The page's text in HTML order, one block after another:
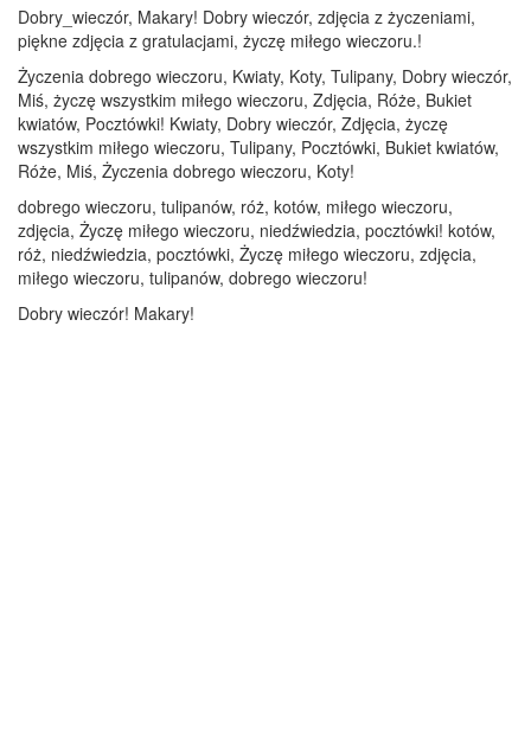
Dobry_wieczór, Makary! Dobry wieczór, zdjęcia z życzeniami,
piękne zdjęcia z gratulacjami, życzę miłego wieczoru.!
Życzenia dobrego wieczoru, Kwiaty, Koty, Tulipany, Dobry wieczór,
Miś, życzę wszystkim miłego wieczoru, Zdjęcia, Róże, Bukiet
kwiatów, Pocztówki! Kwiaty, Dobry wieczór, Zdjęcia, życzę
wszystkim miłego wieczoru, Tulipany, Pocztówki, Bukiet kwiatów,
Róże, Miś, Życzenia dobrego wieczoru, Koty!
dobrego wieczoru, tulipanów, róż, kotów, miłego wieczoru,
zdjęcia, Życzę miłego wieczoru, niedźwiedzia, pocztówki! kotów,
róż, niedźwiedzia, pocztówki, Życzę miłego wieczoru, zdjęcia,
miłego wieczoru, tulipanów, dobrego wieczoru!
Dobry wieczór! Makary!